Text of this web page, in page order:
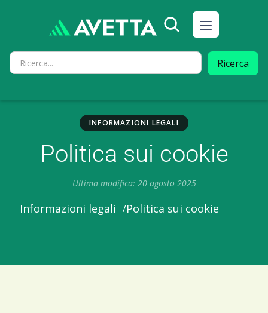
INFORMAZIONI LEGALI
Politica sui cookie
Ultima modifica: 20 agosto 2025
Informazioni legali /Politica sui cookie